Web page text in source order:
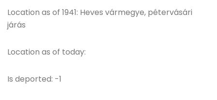
Location as of 1941: Heves vármegye, pétervásári
járás
Location as of today:
Is deported: -1